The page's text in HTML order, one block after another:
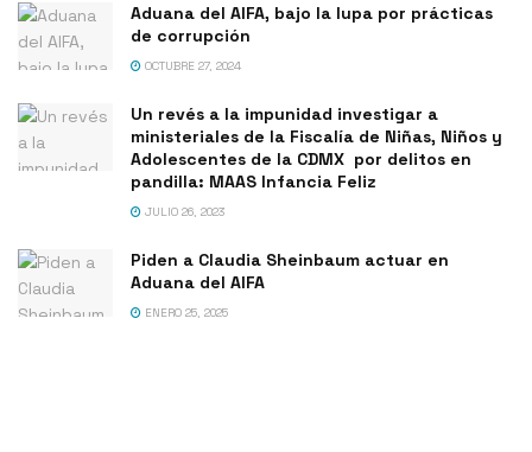
Aduana del AIFA, bajo la lupa por prácticas
de corrupción
OCTUBRE 27, 2024
Un revés a la impunidad investigar a
ministeriales de la Fiscalía de Niñas, Niños y
Adolescentes de la CDMX por delitos en
pandilla: MAAS Infancia Feliz
JULIO 26, 2023
Piden a Claudia Sheinbaum actuar en
Aduana del AIFA
ENERO 25, 2025